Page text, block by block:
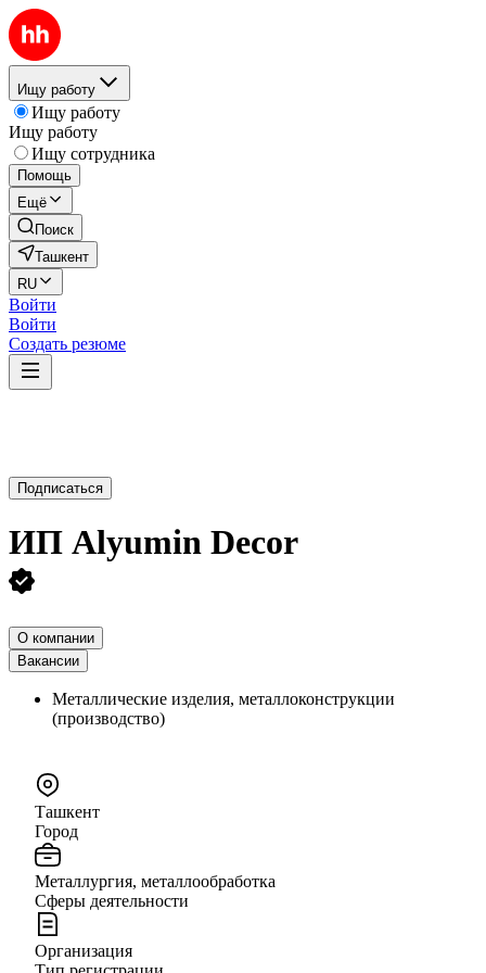
Ищу работу
Ищу работу
Ищу работу
Ищу сотрудника
Помощь
Ещё
Поиск
Ташкент
RU
Войти
Войти
Создать резюме
Подписаться
ИП Alyumin Decor
О компании
Вакансии
Металлические изделия, металлоконструкции
(производство)
Ташкент
Город
Металлургия, металлообработка
Сферы деятельности
Организация